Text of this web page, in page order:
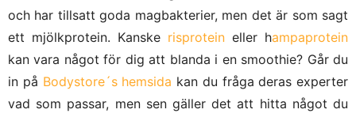
och har tillsatt goda magbakterier, men det är som sagt
ett mjölkprotein. Kanske risprotein eller hampaprotein
kan vara något för dig att blanda i en smoothie? Går du
in på Bodystore´s hemsida kan du fråga deras experter
vad som passar, men sen gäller det att hitta något du